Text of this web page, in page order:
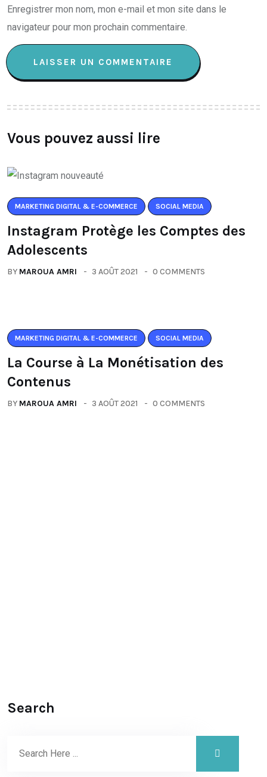
Enregistrer mon nom, mon e-mail et mon site dans le
navigateur pour mon prochain commentaire.
Vous pouvez aussi lire
MARKETING DIGITAL & E-COMMERCE SOCIAL MEDIA
Instagram Protège les Comptes des
Adolescents
BY MAROUA AMRI 3 AOÛT 2021 0 COMMENTS
MARKETING DIGITAL & E-COMMERCE SOCIAL MEDIA
La Course à La Monétisation des
Contenus
BY MAROUA AMRI 3 AOÛT 2021 0 COMMENTS
Search